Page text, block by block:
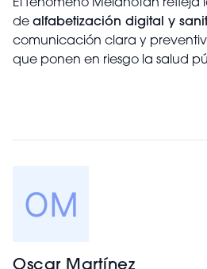
El fenómeno Melanotan refleja
de alfabetización digital y
comunicación clara y
que ponen en riesgo la salud
Oscar Martínez